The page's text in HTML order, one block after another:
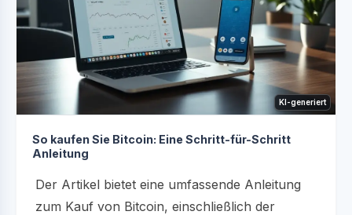
KI-generiert
So kaufen Sie Bitcoin: Eine Schritt-für-Schritt
Anleitung
Der Artikel bietet eine umfassende Anleitung
zum Kauf von Bitcoin, einschließlich der